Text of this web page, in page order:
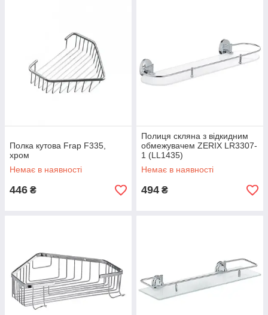
Полка кутова Frap F335,
хром
Немає в наявності
446 ₴
Полиця скляна з відкидним
обмежувачем ZERIX LR3307-
1 (LL1435)
Немає в наявності
494 ₴